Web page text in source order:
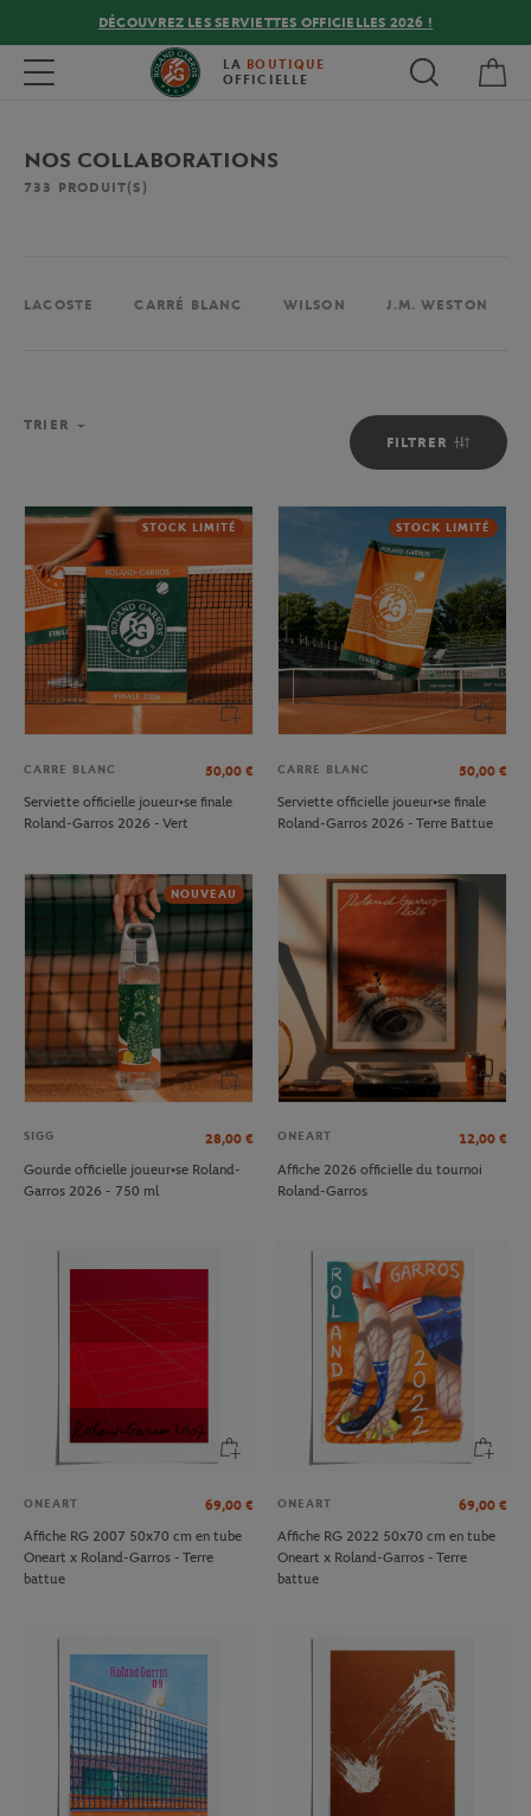
DÉCOUVREZ LES SERVIETTES OFFICIELLES 2026 !
Toggle navigation LA BOUTIQUE
OFFICIELLE
NOS COLLABORATIONS
733 PRODUIT(S)
LACOSTE CARRÉ BLANC WILSON J.M. WESTON
FILTRER
TRIER
STOCK LIMITÉ
CARRE BLANC 50,00 €
Serviette officielle joueur•se finale
Roland-Garros 2026 - Vert
STOCK LIMITÉ
CARRE BLANC 50,00 €
Serviette officielle joueur•se finale
Roland-Garros 2026 - Terre Battue
NOUVEAU
SIGG 28,00 €
Gourde officielle joueur•se Roland-
Garros 2026 - 750 ml
ONEART 12,00 €
Affiche 2026 officielle du tournoi
Roland-Garros
ONEART 69,00 €
Affiche RG 2007 50x70 cm en tube
Oneart x Roland-Garros - Terre
battue
ONEART 69,00 €
Affiche RG 2022 50x70 cm en tube
Oneart x Roland-Garros - Terre
battue